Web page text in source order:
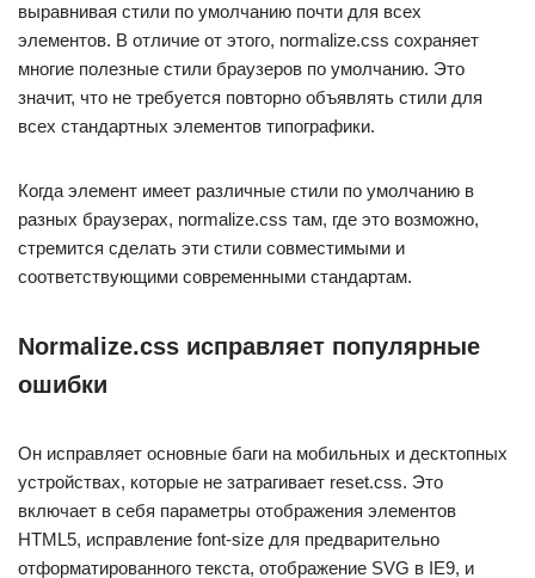
выравнивая стили по умолчанию почти для всех
элементов. В отличие от этого, normalize.css сохраняет
многие полезные стили браузеров по умолчанию. Это
значит, что не требуется повторно объявлять стили для
всех стандартных элементов типографики.
Когда элемент имеет различные стили по умолчанию в
разных браузерах, normalize.css там, где это возможно,
стремится сделать эти стили совместимыми и
соответствующими современными стандартам.
Normalize.css исправляет популярные
ошибки
Он исправляет основные баги на мобильных и десктопных
устройствах, которые не затрагивает reset.css. Это
включает в себя параметры отображения элементов
HTML5, исправление font-size для предварительно
отформатированного текста, отображение SVG в IE9, и